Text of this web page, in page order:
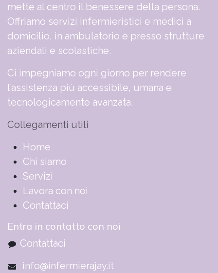
mette al centro il benessere della persona.
Offriamo servizi infermieristici e medici a
domicilio, in ambulatorio e presso strutture
aziendali e scolastiche.
Ci impegniamo ogni giorno per rendere
l’assistenza più accessibile, umana e
tecnologicamente avanzata.
Collegamenti utili
​​​​​​​​​​​​​​​​H​o​m​e
Chi siamo
Servizi
Lavora con noi
Contattaci
Entra in contatto con noi
Contattaci
info@infermierajay.it